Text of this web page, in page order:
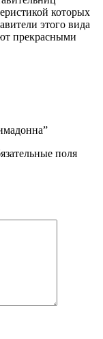
которых
этого вида
прекрасными
поля